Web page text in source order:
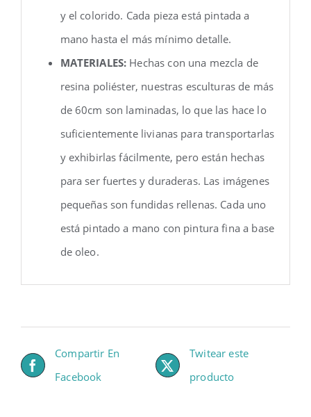
y el colorido. Cada pieza está pintada a
mano hasta el más mínimo detalle.
MATERIALES: Hechas con una mezcla de
resina poliéster, nuestras esculturas de más
de 60cm son laminadas, lo que las hace lo
suficientemente livianas para transportarlas
y exhibirlas fácilmente, pero están hechas
para ser fuertes y duraderas. Las imágenes
pequeñas son fundidas rellenas. Cada uno
está pintado a mano con pintura fina a base
de oleo.
Compartir En
Facebook
Twitear este
producto